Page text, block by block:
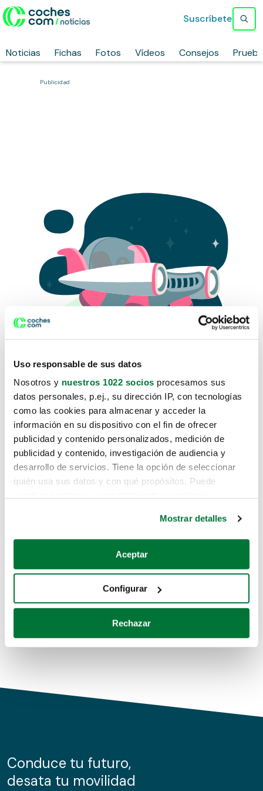
Uso responsable de sus datos
Nosotros y nuestros 1022 socios procesamos sus
datos personales, p.ej., su dirección IP, con tecnologías
como las cookies para almacenar y acceder la
información en su dispositivo con el fin de ofrecer
publicidad y contenido personalizados, medición de
publicidad y contenido, investigación de audiencia y
desarrollo de servicios. Tiene la opción de seleccionar
quién usa sus datos y con qué propósitos. Puede
Si lo permite, también quisiéramos:
Recopilar información sobre su ubicación geográfica
Identificar su dispositivo analizándolo activamente
para buscar características específicas (huellas
Obtenga más información sobre cómo se procesan sus
de cookies.
información sobre el uso que haga del sitio web con
nuestros partners de redes sociales, publicidad y análisis
Mostrar detalles
Aceptar
Configurar
Rechazar
Noticias Fichas Fotos Vídeos Consejos
Suscríbete
Publicidad
Lo sentimos, no sabemos como
te hemos traido hasta aquí.
Pero puedes encontrar el coche que estás
buscando en alguno de estos enlaces:
Coches de segunda mano
Coches de km0
Conduce tu futuro,
desata tu movilidad